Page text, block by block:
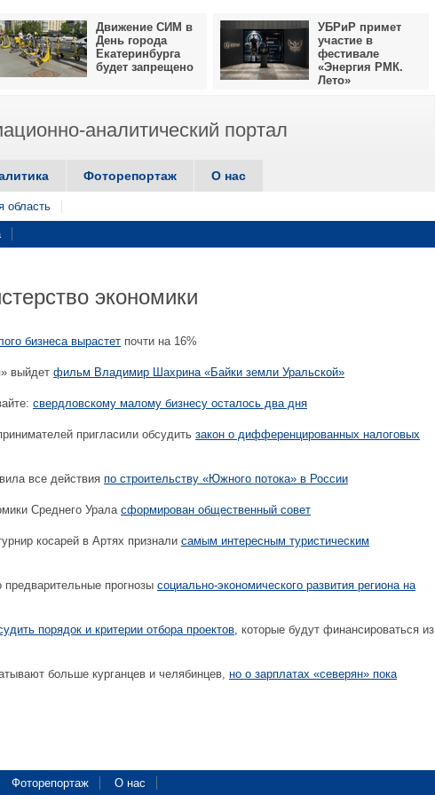
Движение СИМ в
День города
Екатеринбурга
будет запрещено
УБРиР примет
участие в
фестивале
«Энергия РМК.
Лето»
аналитический портал
Фоторепортаж О нас
область
экономики
бизнеса вырастет почти на 16%
выйдет фильм Владимир Шахрина «Байки земли Уральской»
свердловскому малому бизнесу осталось два дня
пригласили обсудить закон о дифференцированных налоговых
все действия по строительству «Южного потока» в России
Среднего Урала сформирован общественный совет
косарей в Артях признали самым интересным туристическим
прогнозы социально-экономического развития региона на
порядок и критерии отбора проектов, которые будут финансироваться из
больше курганцев и челябинцев, но о зарплатах «северян» пока
Фоторепортаж О нас